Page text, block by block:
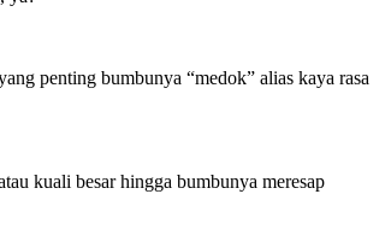
penting bumbunya “medok” alias kaya rasa
kuali besar hingga bumbunya meresap